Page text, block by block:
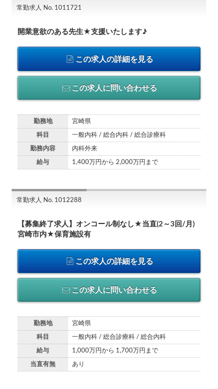
常勤求人 No. 1011721
開業意欲のある先生★支援いたします♪
この求人の詳細を見る
この求人に問い合わせる
勤務地 宮崎県
科目 一般内科 / 総合内科 / 総合診療科
勤務内容 内科外来
給与 1,400万円から 2,000万円まで
常勤求人 No. 1012288
【募集終了求人】オンコール制なし★当直(2～3回/月)
宮崎市内★保育施設有
この求人の詳細を見る
この求人に問い合わせる
勤務地 宮崎県
科目 一般内科 / 総合診療科 / 総合内科
給与 1,000万円から 1,700万円まで
当直有無 あり